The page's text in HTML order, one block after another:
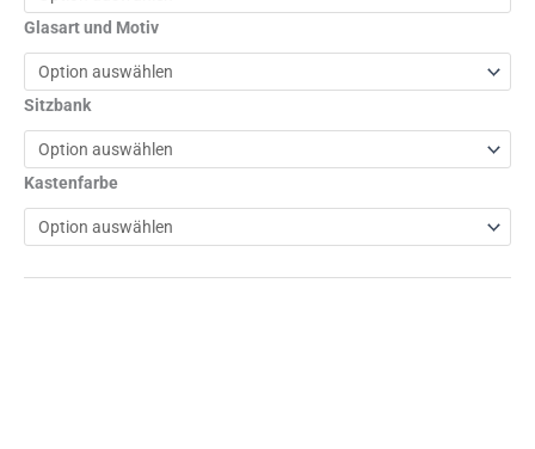
Glasart und Motiv
Sitzbank
Kastenfarbe